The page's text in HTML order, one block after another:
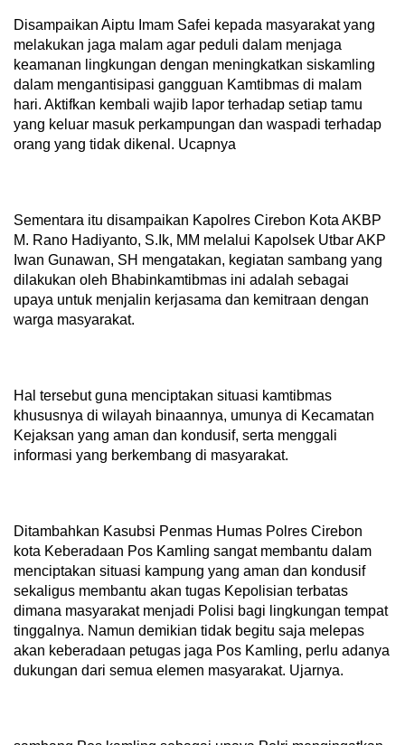
Disampaikan Aiptu Imam Safei kepada masyarakat yang
melakukan jaga malam agar peduli dalam menjaga
keamanan lingkungan dengan meningkatkan siskamling
dalam mengantisipasi gangguan Kamtibmas di malam
hari. Aktifkan kembali wajib lapor terhadap setiap tamu
yang keluar masuk perkampungan dan waspadi terhadap
orang yang tidak dikenal. Ucapnya
Sementara itu disampaikan Kapolres Cirebon Kota AKBP
M. Rano Hadiyanto, S.Ik, MM melalui Kapolsek Utbar AKP
Iwan Gunawan, SH mengatakan, kegiatan sambang yang
dilakukan oleh Bhabinkamtibmas ini adalah sebagai
upaya untuk menjalin kerjasama dan kemitraan dengan
warga masyarakat.
Hal tersebut guna menciptakan situasi kamtibmas
khususnya di wilayah binaannya, umunya di Kecamatan
Kejaksan yang aman dan kondusif, serta menggali
informasi yang berkembang di masyarakat.
Ditambahkan Kasubsi Penmas Humas Polres Cirebon
kota Keberadaan Pos Kamling sangat membantu dalam
menciptakan situasi kampung yang aman dan kondusif
sekaligus membantu akan tugas Kepolisian terbatas
dimana masyarakat menjadi Polisi bagi lingkungan tempat
tinggalnya. Namun demikian tidak begitu saja melepas
akan keberadaan petugas jaga Pos Kamling, perlu adanya
dukungan dari semua elemen masyarakat. Ujarnya.